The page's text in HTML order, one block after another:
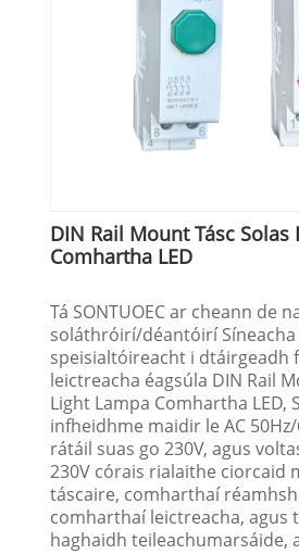
DIN Rail Mount Tásc Solas
Comhartha LED
Tá SONTUOEC ar cheann de
soláthróirí/déantóirí Síneacha
speisialtóireacht i dtáirgeadh
leictreacha éagsúla DIN Rail
Light Lampa Comhartha LED,
infheidhme maidir le AC
rátáil suas go 230V, agus
230V córais rialaithe ciorcaid
táscaire, comharthaí
comharthaí leictreacha, agus
haghaidh teileachumarsáide,